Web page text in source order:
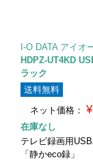
I-O DATA アイオ
HDPZ-UT4KD
ラック
送料無料
ネット価格：
在庫なし
テレビ録画用
「静かeco録」